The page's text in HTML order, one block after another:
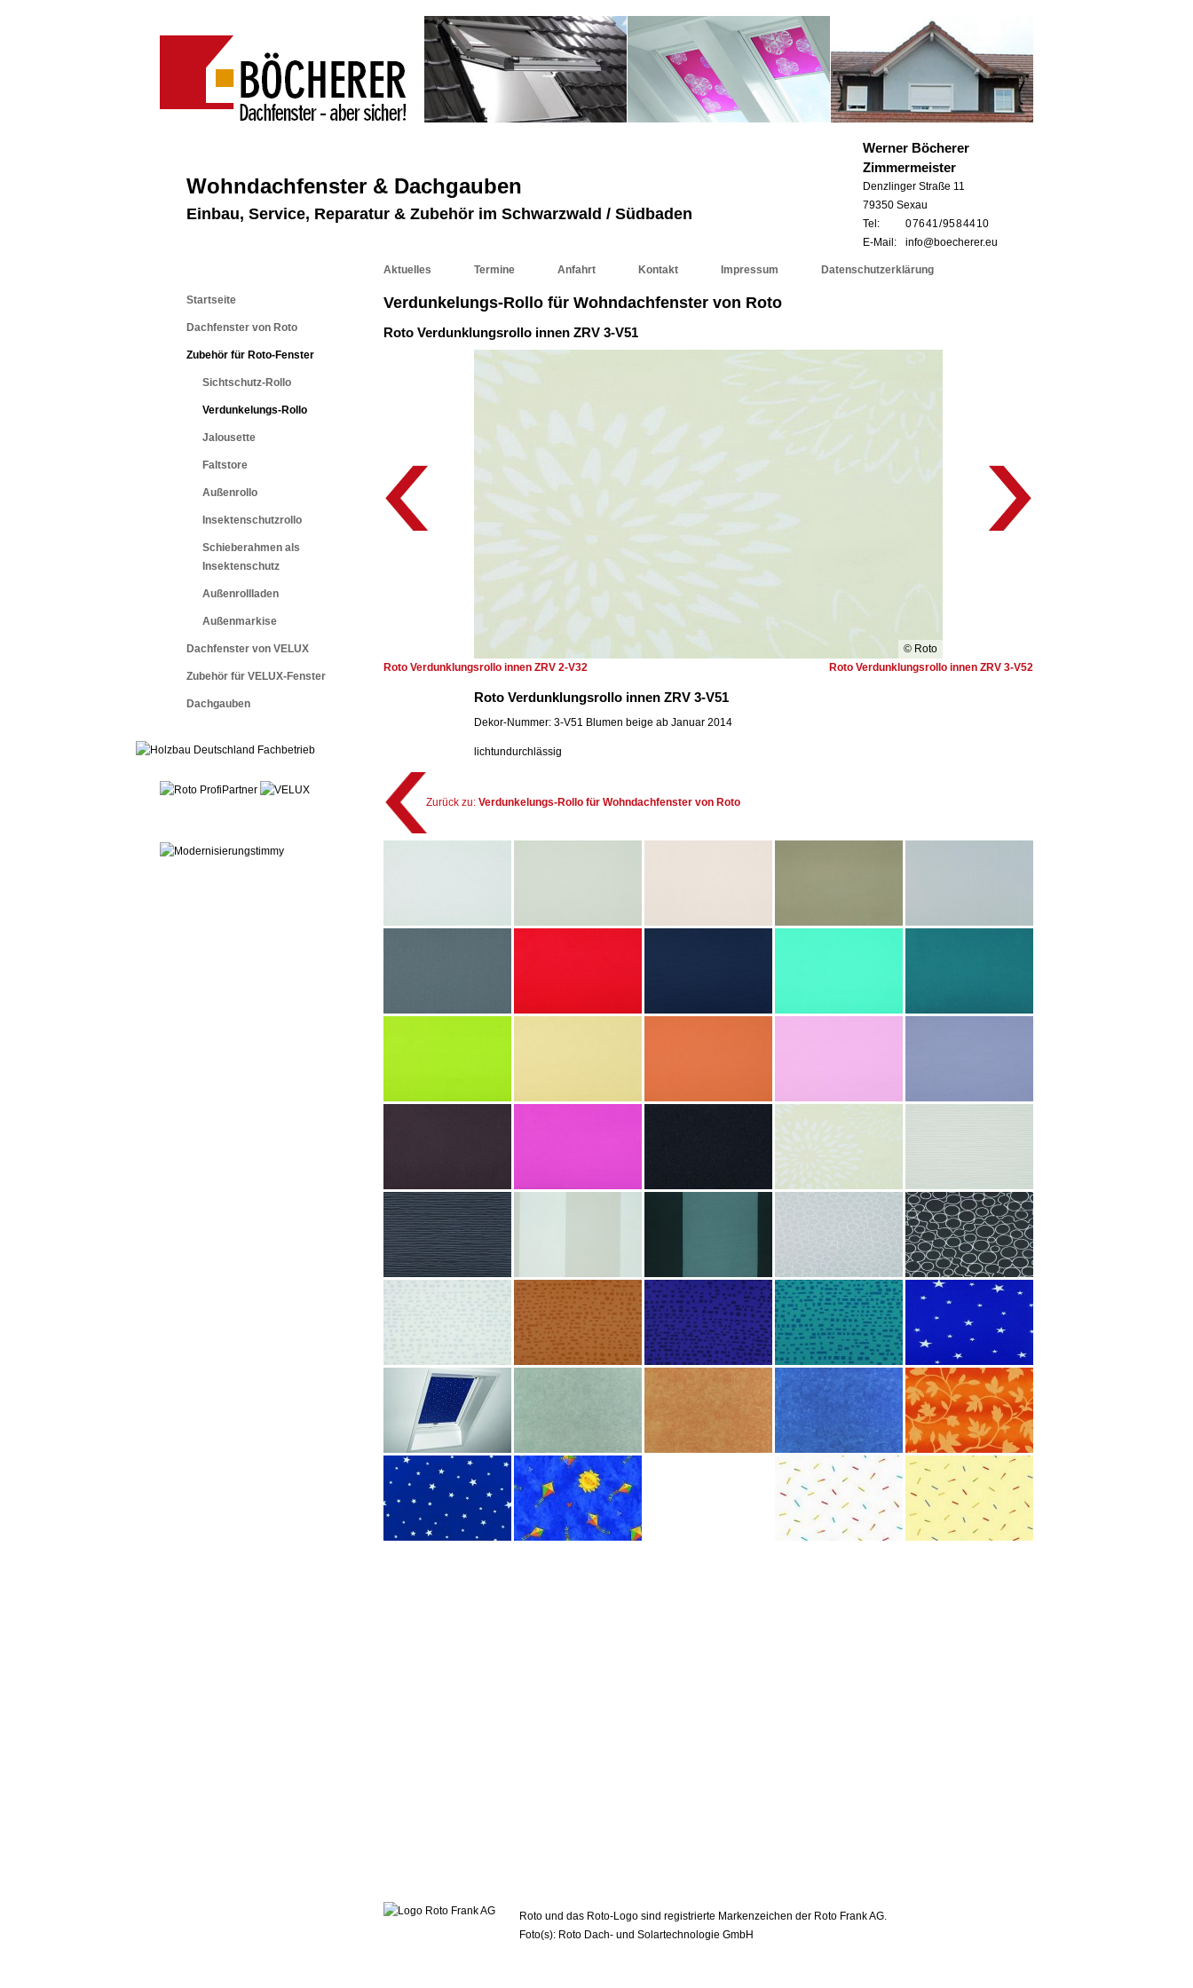
Wohndachfenster & Dachgauben
Einbau, Service, Reparatur & Zubehör im Schwarzwald / Südbaden
Werner Böcherer
Zimmermeister
Denzlinger Straße 11
79350 Sexau
Tel:
0 76 41 / 95 8 44 10
E-Mail:
info@boecherer.eu
Startseite
Dachfenster von Roto
Zubehör für Roto-Fenster
Sichtschutz-Rollo
Verdunkelungs-Rollo
Jalousette
Faltstore
Außenrollo
Insektenschutzrollo
Schieberahmen als
Insektenschutz
Außenrollladen
Außenmarkise
Dachfenster von VELUX
Zubehör für VELUX-Fenster
Dachgauben
Aktuelles Termine Anfahrt Kontakt Impressum Datenschutzerklärung
Verdunkelungs-Rollo für Wohndachfenster von Roto
Roto Verdunklungsrollo innen ZRV 3-V51
© Roto
Roto Verdunklungsrollo innen ZRV 2-V32
Roto Verdunklungsrollo innen ZRV 3-V52
Roto Verdunklungsrollo innen ZRV 3-V51
Dekor-Nummer: 3-V51 Blumen beige ab Januar 2014
lichtundurchlässig
Zurück zu: Verdunkelungs-Rollo für Wohndachfenster von Roto
Roto und das Roto-Logo sind registrierte Markenzeichen der Roto Frank AG.
Foto(s): Roto Dach- und Solartechnologie GmbH